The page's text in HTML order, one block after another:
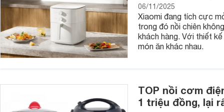
Sản phẩm có thiết kế gọn gàng, màu sắc trang nhã, thu
An toàn cho người sử dụng, ổn định cao: Sản phẩm được
06/11/2025
Xiaomi đang tích cực
trong đó nồi chiên
khách hàng. Với thiết
món ăn khác nhau.
TOP nồi cơm
1 triệu đồng, lại